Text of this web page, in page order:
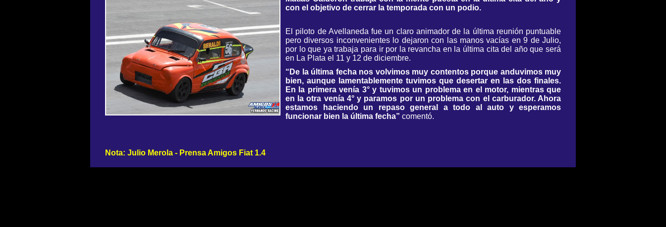
con el objetivo de cerrar la temporada con un podio.
El piloto de Avellaneda fue un claro animador de la última reunión puntuable
pero diversos inconvenientes lo dejaron con las manos vacías en 9 de Julio,
por lo que ya trabaja para ir por la revancha en la última cita del año que será
en La Plata el 11 y 12 de diciembre.
“De la última fecha nos volvimos muy contentos porque anduvimos muy
bien, aunque lamentablemente tuvimos que desertar en las dos finales.
En la primera venía 3° y tuvimos un problema en el motor, mientras que
en la otra venía 4° y paramos por un problema con el carburador. Ahora
estamos haciendo un repaso general a todo al auto y esperamos
funcionar bien la última fecha” comentó.
Nota: Julio Merola - Prensa Amigos Fiat 1.4